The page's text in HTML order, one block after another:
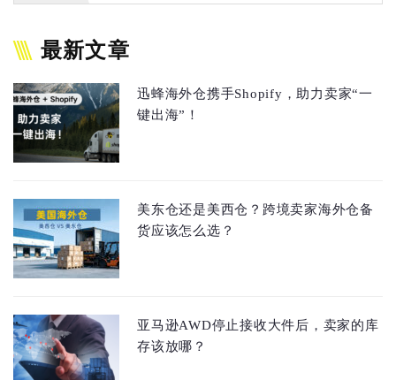
最新文章
迅蜂海外仓携手Shopify，助力卖家“一
键出海”！
美东仓还是美西仓？跨境卖家海外仓备
货应该怎么选？
亚马逊AWD停止接收大件后，卖家的库
存该放哪？